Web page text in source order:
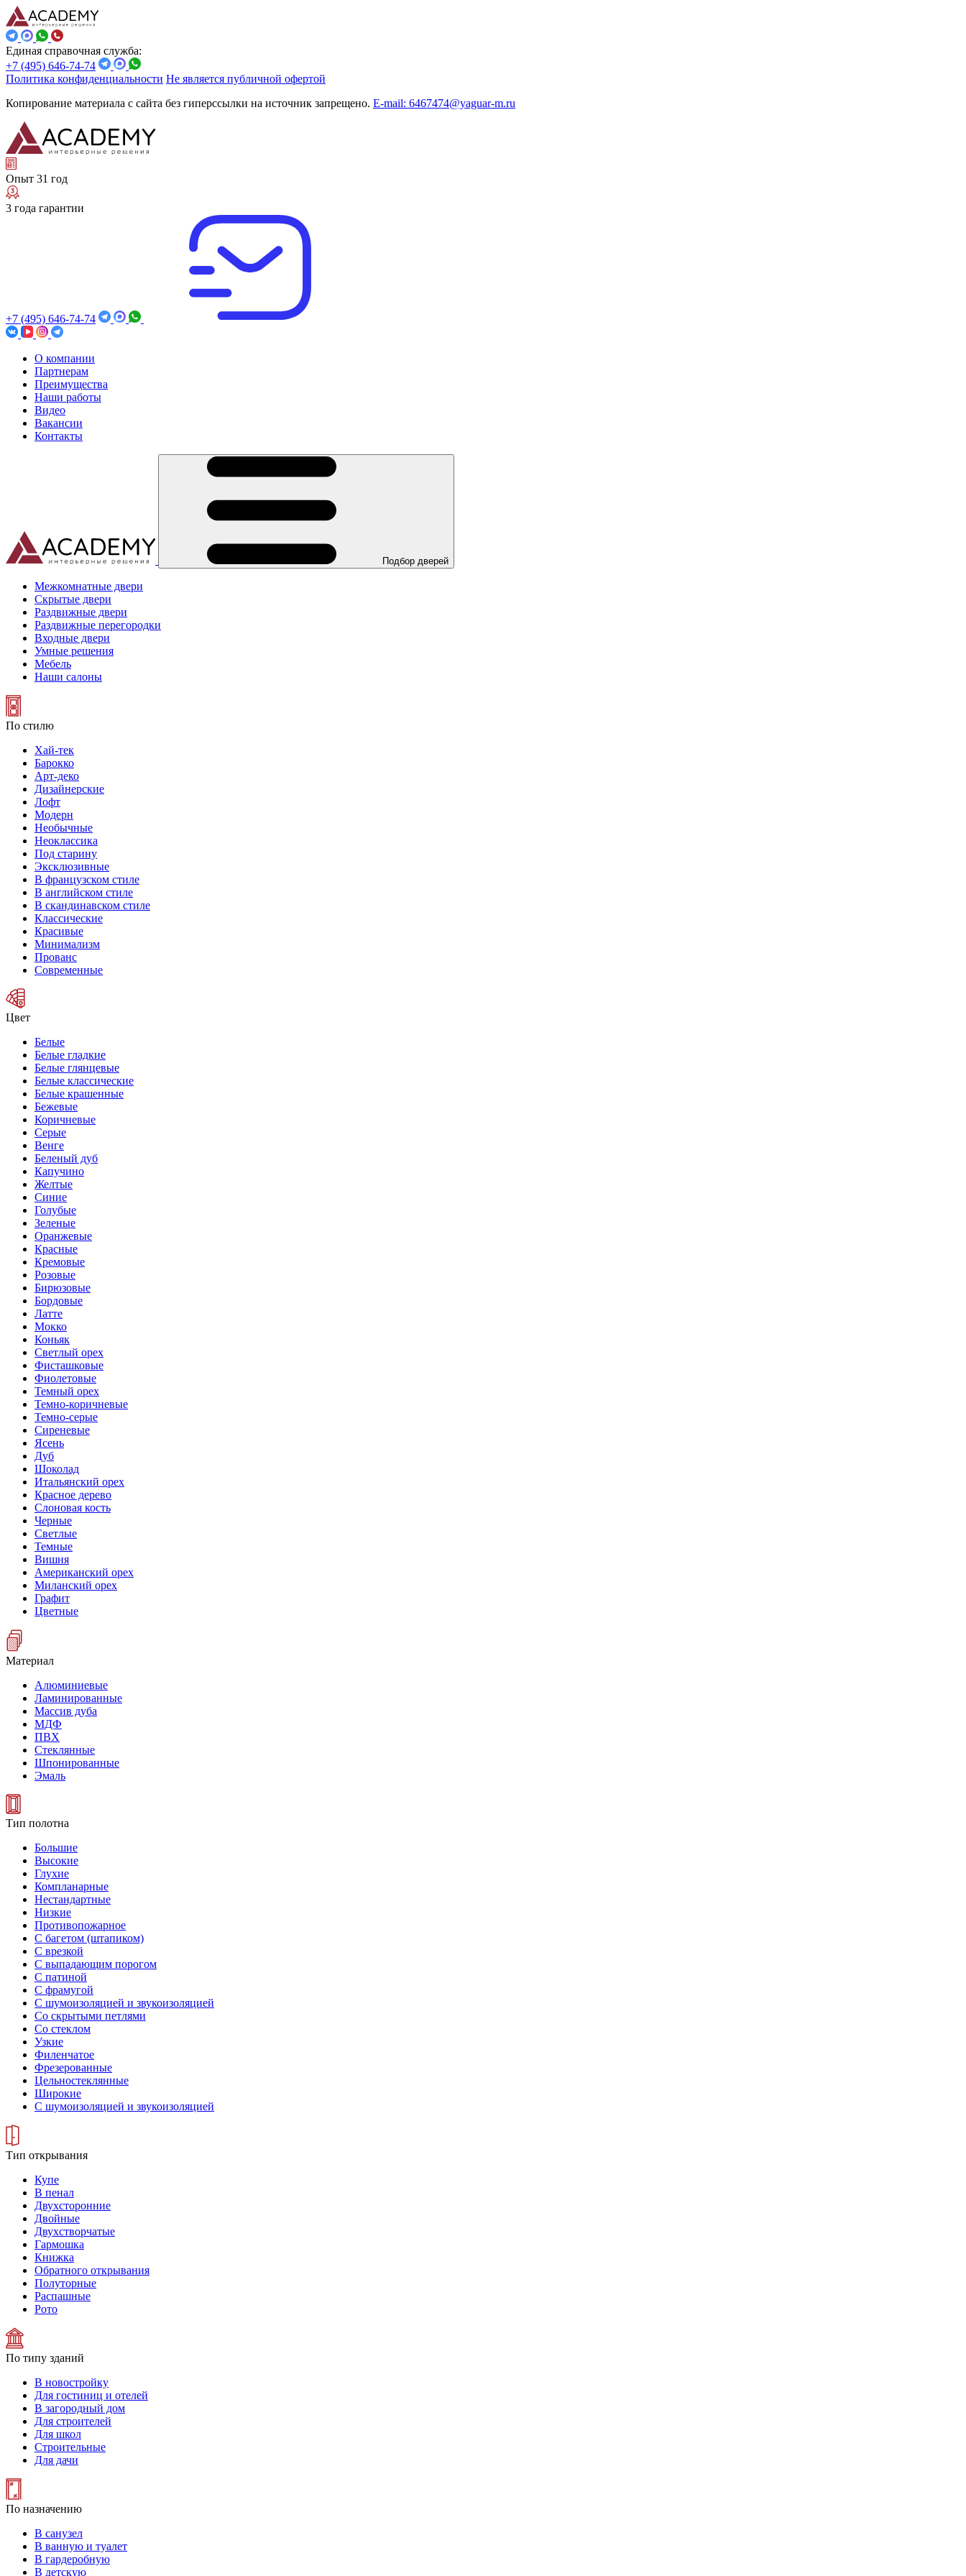
Единая справочная служба:
+7 (495) 646-74-74
Политика конфиденциальности Не является публичной офертой
Копирование материала с сайта без гиперссылки на источник запрещено. E-mail: 6467474@yaguar-m.ru
Опыт 31 год
3 года гарантии
+7 (495) 646-74-74
О компании
Партнерам
Преимущества
Наши работы
Видео
Вакансии
Контакты
Подбор дверей
Межкомнатные двери
Скрытые двери
Раздвижные двери
Раздвижные перегородки
Входные двери
Умные решения
Мебель
Наши салоны
По стилю
Хай-тек
Барокко
Арт-деко
Дизайнерские
Лофт
Модерн
Необычные
Неоклассика
Под старину
Эксклюзивные
В французском стиле
В английском стиле
В скандинавском стиле
Классические
Красивые
Минимализм
Прованс
Современные
Цвет
Белые
Белые гладкие
Белые глянцевые
Белые классические
Белые крашенные
Бежевые
Коричневые
Серые
Венге
Беленый дуб
Капучино
Желтые
Синие
Голубые
Зеленые
Оранжевые
Красные
Кремовые
Розовые
Бирюзовые
Бордовые
Латте
Мокко
Коньяк
Светлый орех
Фисташковые
Фиолетовые
Темный орех
Темно-коричневые
Темно-серые
Сиреневые
Ясень
Дуб
Шоколад
Итальянский орех
Красное дерево
Слоновая кость
Черные
Светлые
Темные
Вишня
Американский орех
Миланский орех
Графит
Цветные
Материал
Алюминиевые
Ламинированные
Массив дуба
МДФ
ПВХ
Стеклянные
Шпонированные
Эмаль
Тип полотна
Большие
Высокие
Глухие
Компланарные
Нестандартные
Низкие
Противопожарное
С багетом (штапиком)
С врезкой
С выпадающим порогом
С патиной
С фрамугой
С шумоизоляцией и звукоизоляцией
Со скрытыми петлями
Со стеклом
Узкие
Филенчатое
Фрезерованные
Цельностеклянные
Широкие
С шумоизоляцией и звукоизоляцией
Тип открывания
Купе
В пенал
Двухсторонние
Двойные
Двухстворчатые
Гармошка
Книжка
Обратного открывания
Полуторные
Распашные
Рото
По типу зданий
В новостройку
Для гостиниц и отелей
В загородный дом
Для строителей
Для школ
Строительные
Для дачи
По назначению
В санузел
В ванную и туалет
В гардеробную
В детскую